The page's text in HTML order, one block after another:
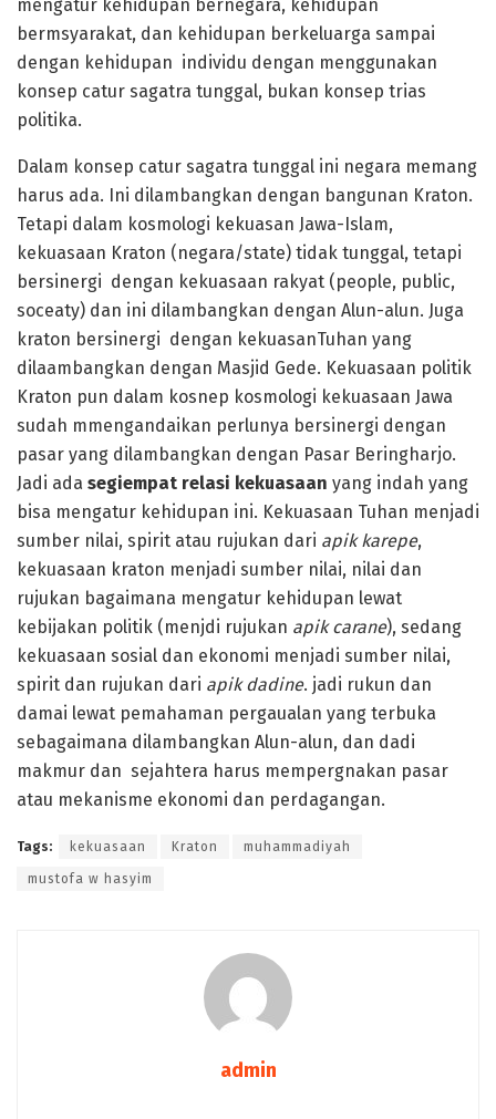
mengatur kehidupan bernegara, kehidupan
bermsyarakat, dan kehidupan berkeluarga sampai
dengan kehidupan individu dengan menggunakan
konsep catur sagatra tunggal, bukan konsep trias
politika.
Dalam konsep catur sagatra tunggal ini negara memang
harus ada. Ini dilambangkan dengan bangunan Kraton.
Tetapi dalam kosmologi kekuasan Jawa-Islam,
kekuasaan Kraton (negara/state) tidak tunggal, tetapi
bersinergi dengan kekuasaan rakyat (people, public,
soceaty) dan ini dilambangkan dengan Alun-alun. Juga
kraton bersinergi dengan kekuasanTuhan yang
dilaambangkan dengan Masjid Gede. Kekuasaan politik
Kraton pun dalam kosnep kosmologi kekuasaan Jawa
sudah mmengandaikan perlunya bersinergi dengan
pasar yang dilambangkan dengan Pasar Beringharjo.
Jadi ada segiempat relasi kekuasaan yang indah yang
bisa mengatur kehidupan ini. Kekuasaan Tuhan menjadi
sumber nilai, spirit atau rujukan dari apik karepe,
kekuasaan kraton menjadi sumber nilai, nilai dan
rujukan bagaimana mengatur kehidupan lewat
kebijakan politik (menjdi rujukan apik carane), sedang
kekuasaan sosial dan ekonomi menjadi sumber nilai,
spirit dan rujukan dari apik dadine. jadi rukun dan
damai lewat pemahaman pergaualan yang terbuka
sebagaimana dilambangkan Alun-alun, dan dadi
makmur dan sejahtera harus mempergnakan pasar
atau mekanisme ekonomi dan perdagangan.
Tags: kekuasaan Kraton muhammadiyah
mustofa w hasyim
admin